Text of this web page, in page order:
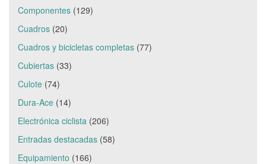
Componentes (129)
Cuadros (20)
Cuadros y bicicletas completas (77)
Cubiertas (33)
Culote (74)
Dura-Ace (14)
Electrónica ciclista (206)
Entradas destacadas (58)
Equipamiento (166)